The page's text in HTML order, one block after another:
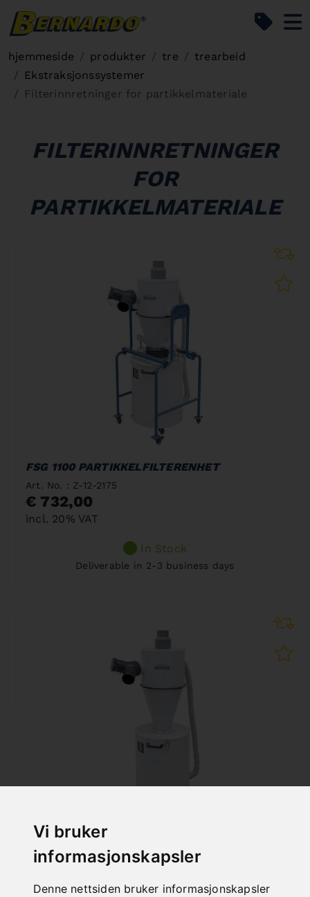
Vi bruker
informasjonskapsler
Denne nettsiden bruker informasjonskapsler
hjemmeside produkter tre
trearbeid
Ekstraksjonssystemer
Filterinnretninger for partikkelmateriale
FILTERINNRETNINGER
FOR
PARTIKKELMATERIALE
FSG 1100 PARTIKKELFILTERENHET
Art. No. : Z-12-2175
€ 732,00
incl. 20% VAT
In Stock
Deliverable in 2-3 business days
FSG 1000 PARTIKKELFILTERENHET
Art. No. : Z-12-2174
incl. 20% VAT